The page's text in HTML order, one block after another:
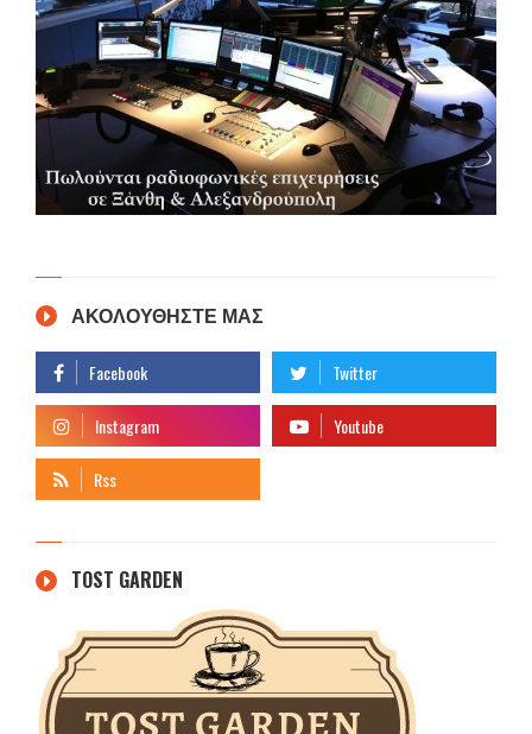
ΑΚΟΛΟΥΘΗΣΤΕ ΜΑΣ
TOST GARDEN